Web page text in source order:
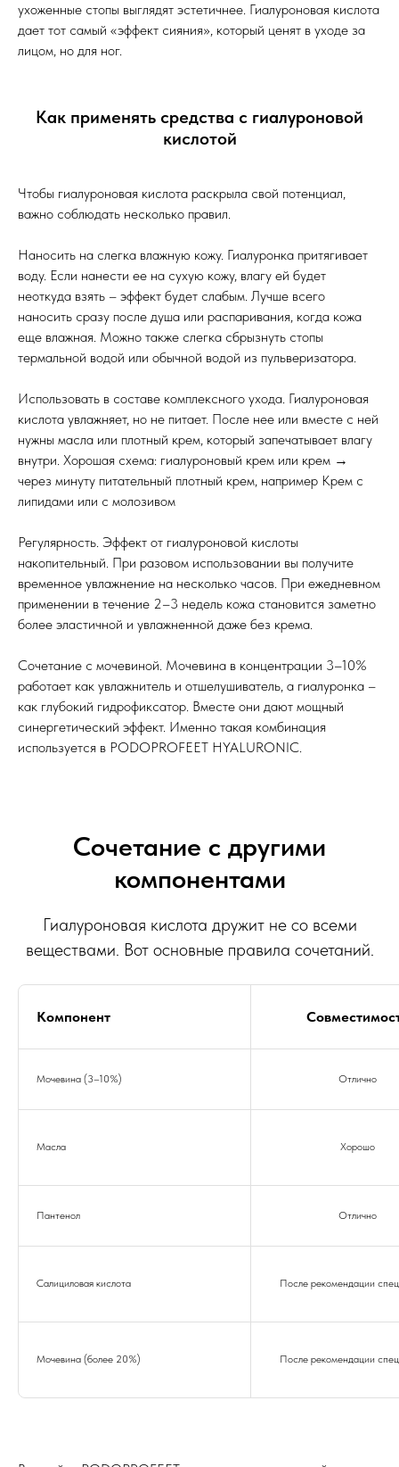
ухоженные стопы выглядят эстетичнее. Гиалуроновая кислота
дает тот самый «эффект сияния», который ценят в уходе за
лицом, но для ног.
Как применять средства с гиалуроновой
кислотой
Чтобы гиалуроновая кислота раскрыла свой потенциал,
важно соблюдать несколько правил.
Наносить на слегка влажную кожу. Гиалуронка притягивает
воду. Если нанести ее на сухую кожу, влагу ей будет
неоткуда взять – эффект будет слабым. Лучше всего
наносить сразу после душа или распаривания, когда кожа
еще влажная. Можно также слегка сбрызнуть стопы
термальной водой или обычной водой из пульверизатора.
Использовать в составе комплексного ухода. Гиалуроновая
кислота увлажняет, но не питает. После нее или вместе с ней
нужны масла или плотный крем, который запечатывает влагу
внутри. Хорошая схема: гиалуроновый крем или крем →
через минуту питательный плотный крем, например Крем с
липидами или с молозивом
Регулярность. Эффект от гиалуроновой кислоты
накопительный. При разовом использовании вы получите
временное увлажнение на несколько часов. При ежедневном
применении в течение 2–3 недель кожа становится заметно
более эластичной и увлажненной даже без крема.
Сочетание с мочевиной. Мочевина в концентрации 3–10%
работает как увлажнитель и отшелушиватель, а гиалуронка –
как глубокий гидрофиксатор. Вместе они дают мощный
синергетический эффект. Именно такая комбинация
используется в PODOPROFEET HYALURONIC.
Сочетание с другими
компонентами
Гиалуроновая кислота дружит не со всеми
веществами. Вот основные правила сочетаний.
Компонент
Мочевина (3–10%) Отлично
Масла Хорошо
Пантенол Отлично
Салициловая кислота После рекомендации
Мочевина (более 20%) После рекомендации